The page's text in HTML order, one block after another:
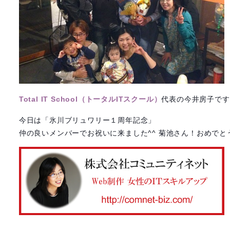
Total IT School（トータルITスクール）代表の今井房子です
今日は「氷川ブリュワリー１周年記念」
仲の良いメンバーでお祝いに来ました^^ 菊池さん！おめでと